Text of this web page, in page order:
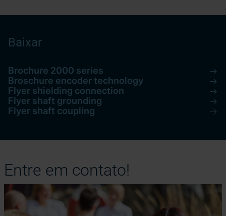
Baixar
Brochure 2000 series
Broschure encoder technology
Flyer shielding connection
Flyer shaft grounding
Flyer shaft coupling
Entre em contato!